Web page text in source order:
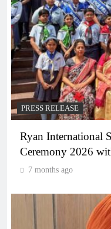
PRESS RELEASE
Ryan International
Ceremony 2026
7 months ago